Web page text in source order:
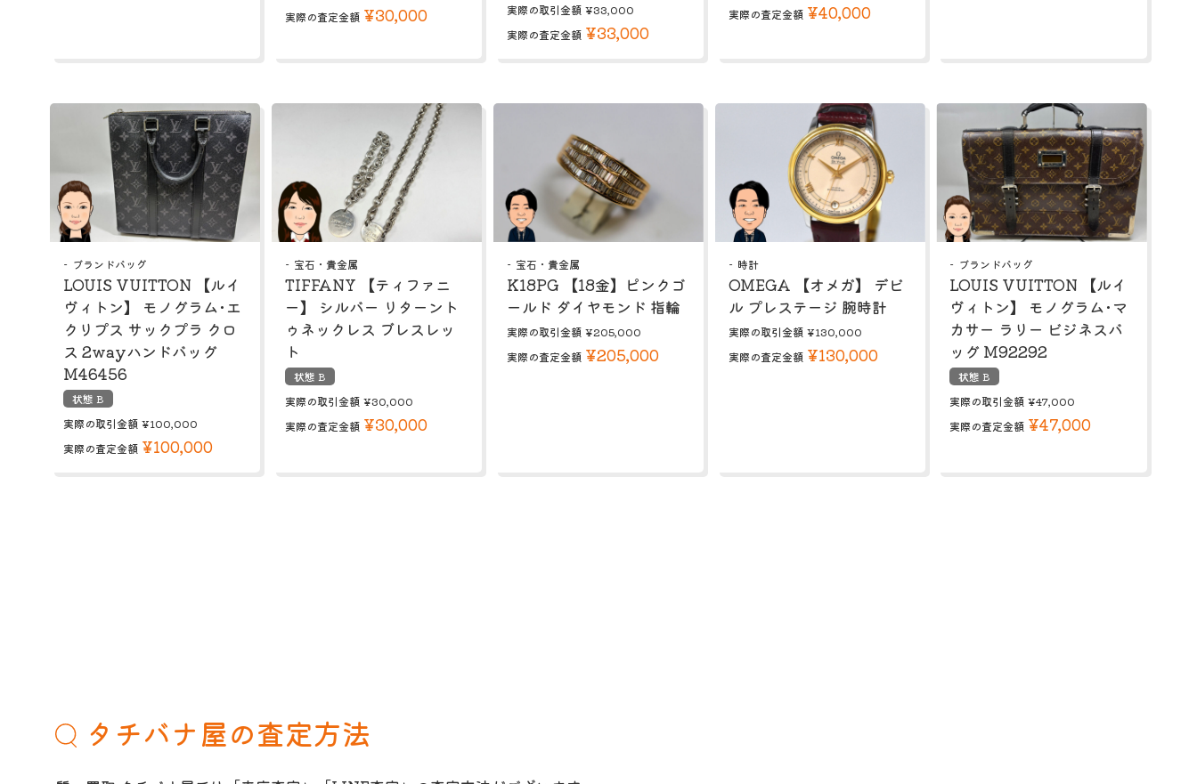
実際の査定金額 ¥30,000
実際の取引金額 ¥33,000
実際の査定金額 ¥33,000
実際の査定金額 ¥40,000
ブランドバッグ
LOUIS VUITTON 【ルイ
ヴィトン】 モノグラム･エ
クリプス サックプラ クロ
ス 2wayハンドバッグ
M46456
状態 B
実際の取引金額 ¥100,000
実際の査定金額 ¥100,000
宝石・貴金属
TIFFANY 【ティファニ
ー】 シルバー リターント
ゥネックレス ブレスレッ
ト
状態 B
実際の取引金額 ¥30,000
実際の査定金額 ¥30,000
宝石・貴金属
K18PG 【18金】ピンクゴ
ールド ダイヤモンド 指輪
実際の取引金額 ¥205,000
実際の査定金額 ¥205,000
時計
OMEGA 【オメガ】 デビ
ル プレステージ 腕時計
実際の取引金額 ¥130,000
実際の査定金額 ¥130,000
ブランドバッグ
LOUIS VUITTON 【ルイ
ヴィトン】 モノグラム･マ
カサー ラリー ビジネスバ
ッグ M92292
状態 B
実際の取引金額 ¥47,000
実際の査定金額 ¥47,000
タチバナ屋の査定方法